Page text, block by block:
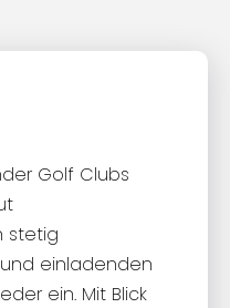
Golf Clubs
stetig
einladenden
ein. Mit Blick